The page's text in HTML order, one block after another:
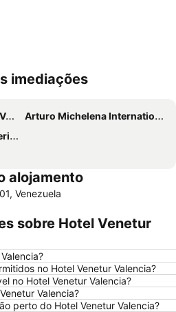
imediações
Arturo Michelena International Airport
alojamento
Venezuela
sobre Hotel Venetur
no Hotel Venetur Valencia?
no Hotel Venetur Valencia?
Valencia?
perto do Hotel Venetur Valencia?